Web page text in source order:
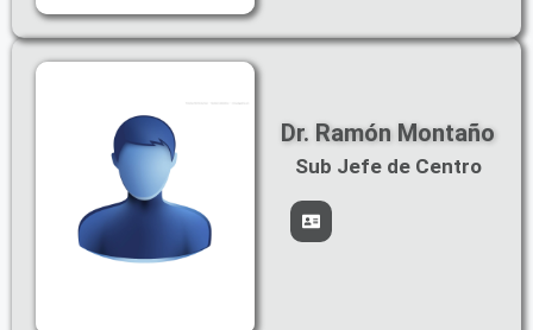
Dr. Ramón Montaño
Sub Jefe de Centro